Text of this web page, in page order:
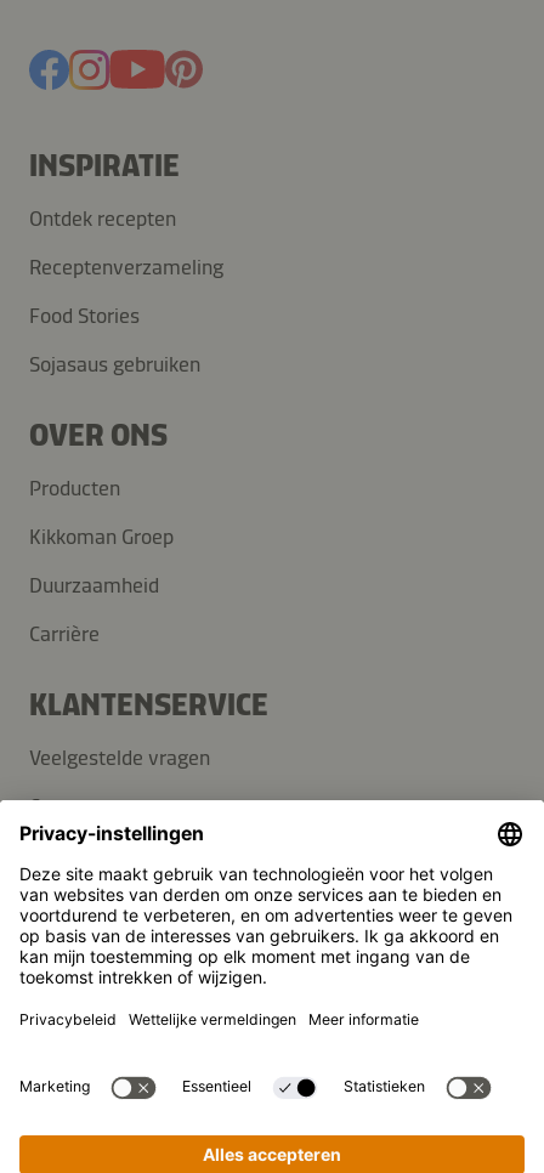
INSPIRATIE
Ontdek recepten
Receptenverzameling
Food Stories
Sojasaus gebruiken
OVER ONS
Producten
Kikkoman Groep
Duurzaamheid
Carrière
KLANTENSERVICE
Veelgestelde vragen
Contact
Pers
Kikkoman is een geregistreerd handelsmerk van Kikkoman
Corporation, Japan.
Theodorstraße 180, 40472 Düsseldorf, Germany
Opgenomen in het handelsregister bij het kantongerecht
Privacy-instellingen